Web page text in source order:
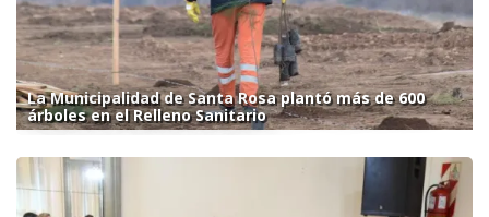
La Municipalidad de Santa Rosa plantó más de 600
árboles en el Relleno Sanitario